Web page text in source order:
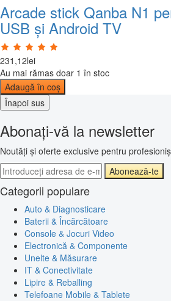
Arcade stick Qanba N1
USB și Android TV
231 ,12lei
Au mai rămas doar 1 în stoc
Adaugă în coș
Înapoi sus
Abonați-vă la newsletter
Noutăți și oferte exclusive pentru
Abonează-te
Categorii populare
Auto & Diagnosticare
Baterii & Încărcătoare
Console & Jocuri Video
Electronică & Componente
Unelte & Măsurare
IT & Conectivitate
Lipire & Reballing
Telefoane Mobile & Tablete